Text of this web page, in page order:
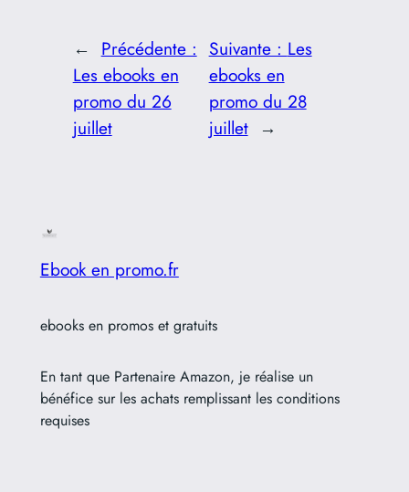
← Précédente :
Les ebooks en
promo du 26
juillet
Suivante : Les
ebooks en
promo du 28
juillet →
Ebook en promo.fr
ebooks en promos et gratuits
En tant que Partenaire Amazon, je réalise un
bénéfice sur les achats remplissant les conditions
requises